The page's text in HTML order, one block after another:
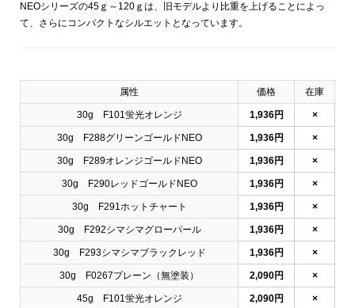
NEOシリーズの45ｇ～120ｇは、旧モデルより比重を上げることによっ
て、さらにコンパクトなシルエットとなっています。
属性 価格 在庫
30g F101蛍光オレンジ 1,936円 ×
30g F288グリーンゴールドNEO 1,936円 ×
30g F289オレンジゴールドNEO 1,936円 ×
30g F290レッドゴールドNEO 1,936円 ×
30g F291ホットチャート 1,936円 ×
30g F292シマシマグローパール 1,936円 ×
30g F293シマシマブラックレッド 1,936円 ×
30g F0267プレーン（無塗装） 2,090円 ×
45g F101蛍光オレンジ 2,090円 ×